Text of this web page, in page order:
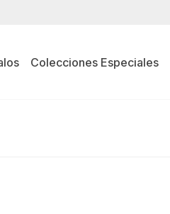
Colecciones Especiales